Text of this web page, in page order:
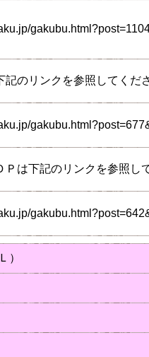
のリンクを参照してくだ
は下記のリンクを参照し
）